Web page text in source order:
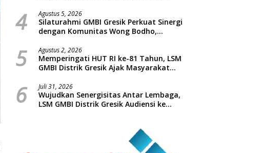
4 Agustus 5, 2026
Silaturahmi GMBI Gresik Perkuat Sinergi
dengan Komunitas Wong Bodho,
Reggae Vespa Menjelang Acara
Sunatan Massal dan Santunan Anak
Yatim
5 Agustus 2, 2026
Memperingati HUT RI ke-81 Tahun, LSM
GMBI Distrik Gresik Ajak Masyarakat
6 Juli 31, 2026
Wujudkan Senergisitas Antar Lembaga,
LSM GMBI Distrik Gresik Audiensi ke